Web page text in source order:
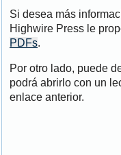
Si desea más
Highwire Press le
PDFs.
Por otro lado, puede
podrá abrirlo con un
enlace anterior.